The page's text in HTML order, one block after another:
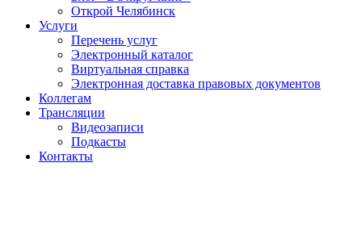
Открой Челябинск
Услуги
Перечень услуг
Электронный каталог
Виртуальная справка
Электронная доставка правовых документов
Коллегам
Трансляции
Видеозаписи
Подкасты
Контакты